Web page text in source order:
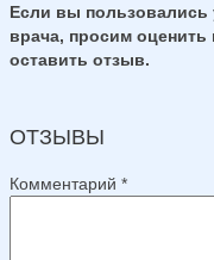
Если вы пользовались
врача, просим оценить
оставить отзыв.
ОТЗЫВЫ
Комментарий *